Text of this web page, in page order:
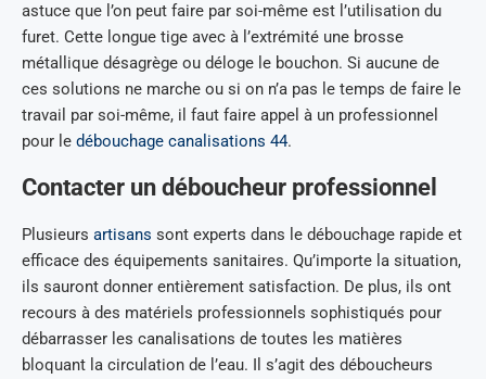
astuce que l’on peut faire par soi-même est l’utilisation du
furet. Cette longue tige avec à l’extrémité une brosse
métallique désagrège ou déloge le bouchon. Si aucune de
ces solutions ne marche ou si on n’a pas le temps de faire le
travail par soi-même, il faut faire appel à un professionnel
pour le débouchage canalisations 44.
Contacter un déboucheur professionnel
Plusieurs artisans sont experts dans le débouchage rapide et
efficace des équipements sanitaires. Qu’importe la situation,
ils sauront donner entièrement satisfaction. De plus, ils ont
recours à des matériels professionnels sophistiqués pour
débarrasser les canalisations de toutes les matières
bloquant la circulation de l’eau. Il s’agit des déboucheurs